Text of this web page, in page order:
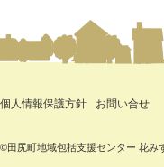
個人情報保護方針 お問い合せ
©田尻町地域包括支援センター 花み